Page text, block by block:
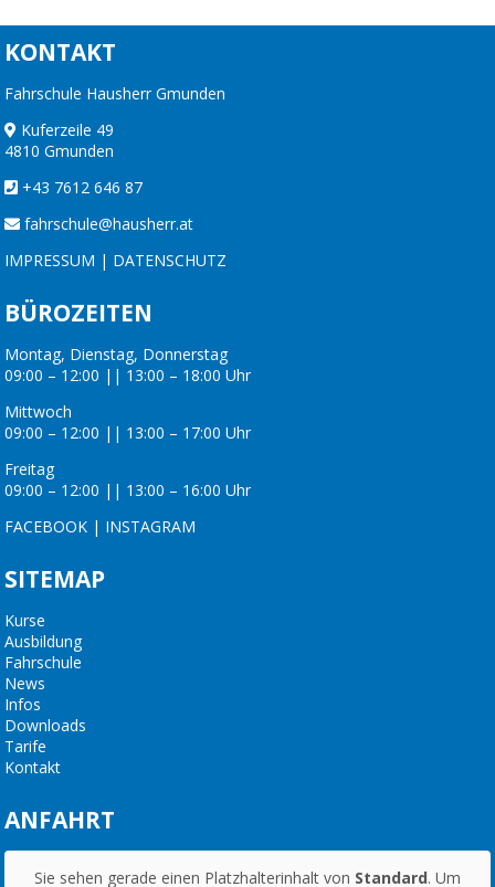
KONTAKT
Fahrschule Hausherr Gmunden
Kuferzeile 49
4810 Gmunden
+43 7612 646 87
fahrschule@hausherr.at
IMPRESSUM | DATENSCHUTZ
BÜROZEITEN
Montag, Dienstag, Donnerstag
09:00 – 12:00 || 13:00 – 18:00 Uhr
Mittwoch
09:00 – 12:00 || 13:00 – 17:00 Uhr
Freitag
09:00 – 12:00 || 13:00 – 16:00 Uhr
FACEBOOK | INSTAGRAM
SITEMAP
Kurse
Ausbildung
Fahrschule
News
Infos
Downloads
Tarife
Kontakt
ANFAHRT
Sie sehen gerade einen Platzhalterinhalt von Standard. Um